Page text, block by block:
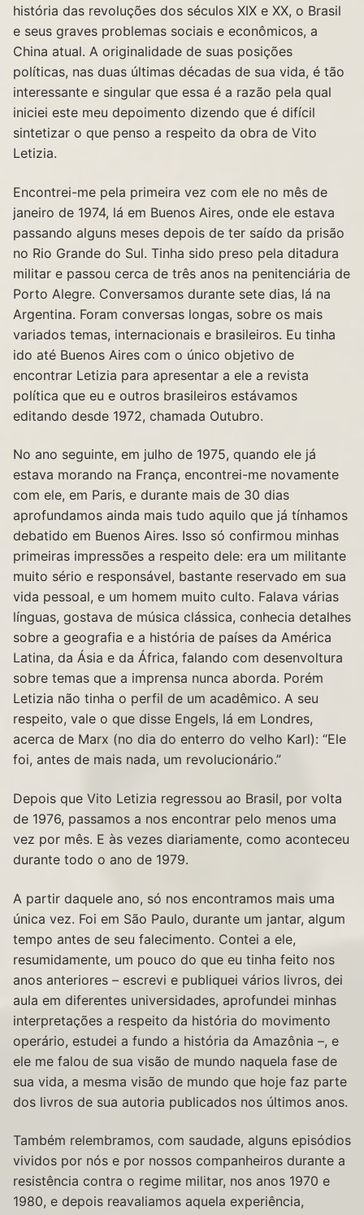
história das revoluções dos séculos XIX e XX, o Brasil
e seus graves problemas sociais e econômicos, a
China atual. A originalidade de suas posições
políticas, nas duas últimas décadas de sua vida, é tão
interessante e singular que essa é a razão pela qual
iniciei este meu depoimento dizendo que é difícil
sintetizar o que penso a respeito da obra de Vito
Letizia.
Encontrei-me pela primeira vez com ele no mês de
janeiro de 1974, lá em Buenos Aires, onde ele estava
passando alguns meses depois de ter saído da prisão
no Rio Grande do Sul. Tinha sido preso pela ditadura
militar e passou cerca de três anos na penitenciária de
Porto Alegre. Conversamos durante sete dias, lá na
Argentina. Foram conversas longas, sobre os mais
variados temas, internacionais e brasileiros. Eu tinha
ido até Buenos Aires com o único objetivo de
encontrar Letizia para apresentar a ele a revista
política que eu e outros brasileiros estávamos
editando desde 1972, chamada Outubro.
No ano seguinte, em julho de 1975, quando ele já
estava morando na França, encontrei-me novamente
com ele, em Paris, e durante mais de 30 dias
aprofundamos ainda mais tudo aquilo que já tínhamos
debatido em Buenos Aires. Isso só confirmou minhas
primeiras impressões a respeito dele: era um militante
muito sério e responsável, bastante reservado em sua
vida pessoal, e um homem muito culto. Falava várias
línguas, gostava de música clássica, conhecia detalhes
sobre a geografia e a história de países da América
Latina, da Ásia e da África, falando com desenvoltura
sobre temas que a imprensa nunca aborda. Porém
Letizia não tinha o perfil de um acadêmico. A seu
respeito, vale o que disse Engels, lá em Londres,
acerca de Marx (no dia do enterro do velho Karl): “Ele
foi, antes de mais nada, um revolucionário.”
Depois que Vito Letizia regressou ao Brasil, por volta
de 1976, passamos a nos encontrar pelo menos uma
vez por mês. E às vezes diariamente, como aconteceu
durante todo o ano de 1979.
A partir daquele ano, só nos encontramos mais uma
única vez. Foi em São Paulo, durante um jantar, algum
tempo antes de seu falecimento. Contei a ele,
resumidamente, um pouco do que eu tinha feito nos
anos anteriores – escrevi e publiquei vários livros, dei
aula em diferentes universidades, aprofundei minhas
interpretações a respeito da história do movimento
operário, estudei a fundo a história da Amazônia –, e
ele me falou de sua visão de mundo naquela fase de
sua vida, a mesma visão de mundo que hoje faz parte
dos livros de sua autoria publicados nos últimos anos.
Também relembramos, com saudade, alguns episódios
vividos por nós e por nossos companheiros durante a
resistência contra o regime militar, nos anos 1970 e
1980, e depois reavaliamos aquela experiência,